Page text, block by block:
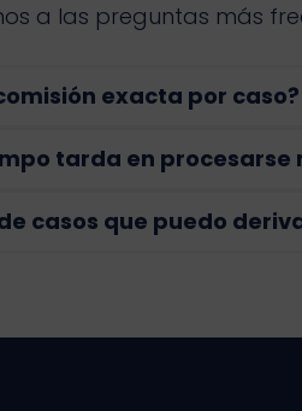
a las preguntas más
exacta por caso?
tarda en procesarse
casos que puedo